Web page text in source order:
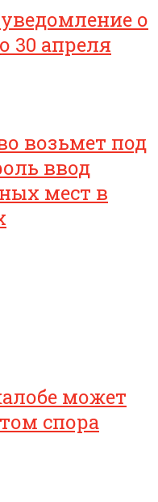
о
30 апреля
возьмет под
ввод
мест в
может
спора